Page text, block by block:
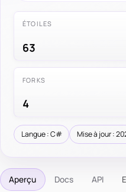
ÉTOILES
63
FORKS
4
Langue : C# Mise à jour :
Aperçu Docs API